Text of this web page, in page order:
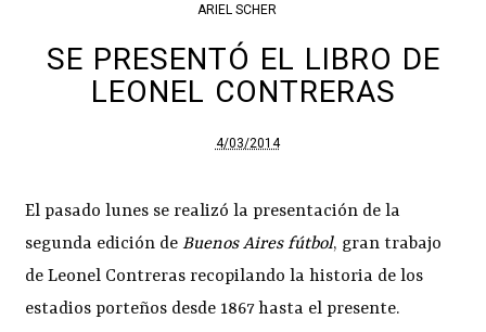
ARIEL SCHER
SE PRESENTÓ EL LIBRO DE
LEONEL CONTRERAS
4/03/2014
El pasado lunes se realizó la presentación de la
segunda edición deBuenos Aires fútbol, gran trabajo
de Leonel Contreras recopilando la historia de los
estadios porteños desde 1867 hasta el presente.